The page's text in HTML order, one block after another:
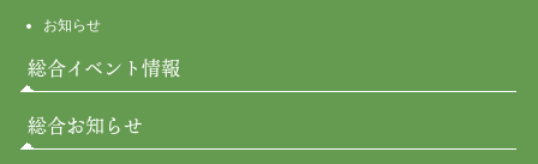
お知らせ
総合イベント情報
総合お知らせ